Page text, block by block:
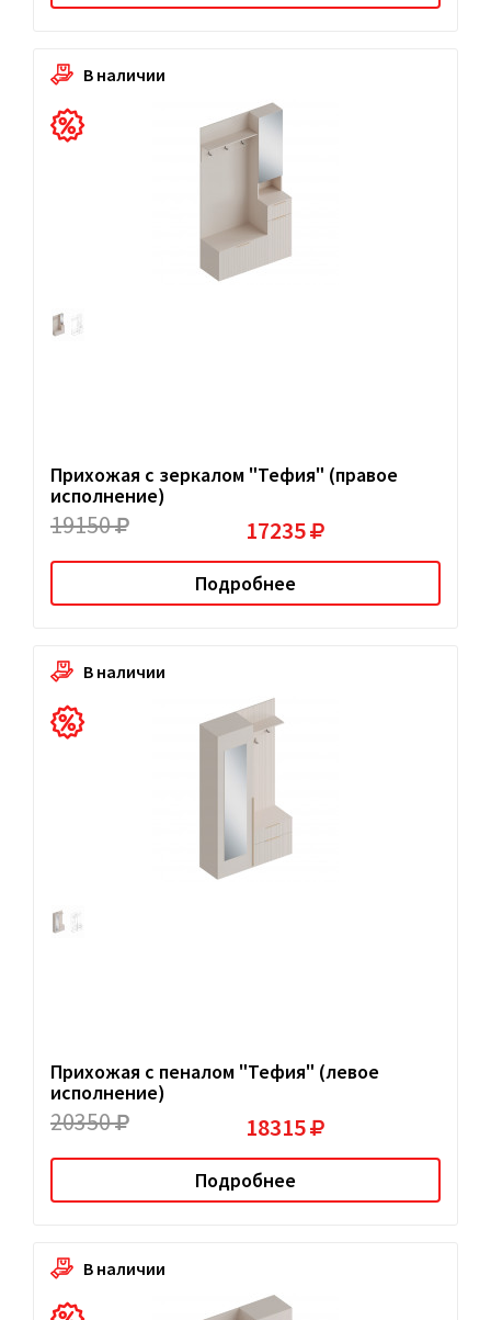
В наличии
Прихожая с зеркалом "Тефия" (правое
исполнение)
19150 17235
Подробнее
В наличии
Прихожая с пеналом "Тефия" (левое
исполнение)
20350 18315
Подробнее
В наличии